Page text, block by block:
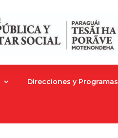
Direcciones y Programas